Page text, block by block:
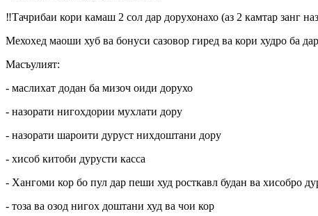
‼️Тачрибаи кори камаш 2 сол дар дорухонахо (аз 2 камтар занг
Мехохед маоши хуб ва бонуси сазовор гиред ва кори худро ба
Масъулият:
- маслихат додан ба мизоч оиди дорухо
- назорати нигохдории мухлати дору
- назорати шароити дуруст нихдоштани дору
- хисоб китоби дурусти касса
- Хангоми кор бо пул дар пеши худ росткавл будан ва хисобро
- тоза ва озод нигох доштани худ ва чои кор